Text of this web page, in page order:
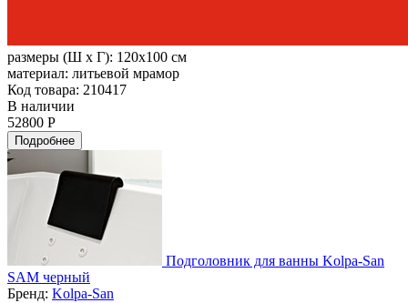
размеры (Ш х Г): 120x100 см
материал: литьевой мрамор
Код товара: 210417
В наличии
52800 Р
Подробнее
Подголовник для ванны Kolpa-San
SAM черный
Бренд: Kolpa-San